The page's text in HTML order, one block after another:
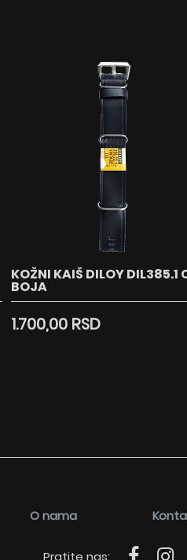
KOŽNI KAIŠ DILOY DIL385.1
BOJA
1.700,00 RSD
O nama
Pratite nas: